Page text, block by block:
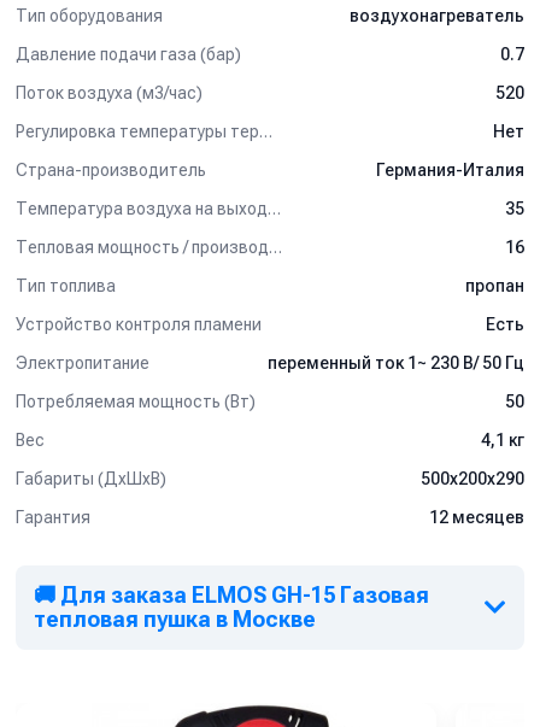
Тип оборудования
воздухонагреватель
Давление подачи газа (бар)
0.7
Поток воздуха (м3/час)
520
Регулировка температуры термостатом
Нет
Страна-производитель
Германия-Италия
Температура воздуха на выходе (°C)
35
Тепловая мощность / производительность (кВт)
16
Тип топлива
пропан
Устройство контроля пламени
Есть
Электропитание
переменный ток 1~ 230 В/ 50 Гц
Потребляемая мощность (Вт)
50
Вес
4,1 кг
Габариты (ДхШхВ)
500х200х290
Гарантия
12 месяцев
🚚 Для заказа ELMOS GH-15 Газовая
тепловая пушка в Москве